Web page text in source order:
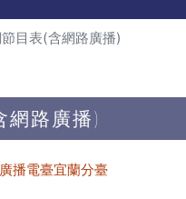
目表(含網路廣播)
網路廣播)
播電臺宜蘭分臺